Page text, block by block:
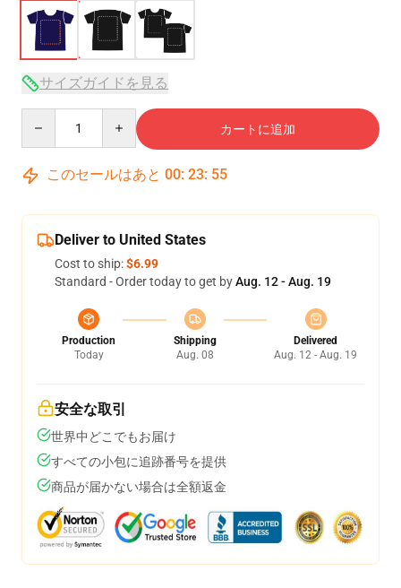
サイズガイドを見る
カートに追加
このセールはあと 00: 23: 54
Deliver to United States
Cost to ship:$6.99
Standard - Order today to get byAug. 12 - Aug. 19
Production
Today
Shipping
Aug. 08
Delivered
Aug. 12 - Aug. 19
安全な取引
世界中どこでもお届け
すべての小包に追跡番号を提供
商品が届かない場合は全額返金